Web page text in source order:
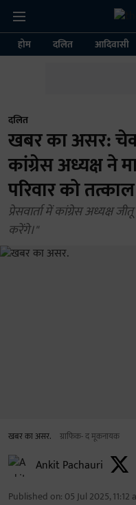
होम दलित आदिवासी
दलित
खबर का असर:
कांग्रेस अध्यक्ष ने
परिवार को
प्रेसवार्ता में कांग्रेस अध्यक्ष
करेंगे।"
खबर का असर. ग्राफिक- द मूकनायक
Ankit Pachauri
Published on: 05 Jul 2025, 11:12